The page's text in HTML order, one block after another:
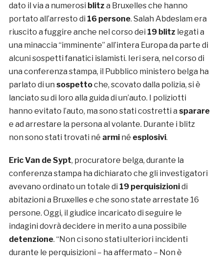
dato il via a numerosi blitz a Bruxelles che hanno
portato all’arresto di 16 persone. Salah Abdeslam era
riuscito a fuggire anche nel corso dei 19 blitz legati a
una minaccia “imminente” all’intera Europa da parte di
alcuni sospetti fanatici islamisti. Ieri sera, nel corso di
una conferenza stampa, il Pubblico ministero belga ha
parlato di un sospettoche, scovato dalla polizia, si è
lanciato su di loro alla guida di un’auto. I poliziotti
hanno evitato l’auto, ma sono stati costretti a sparare
e ad arrestare la persona al volante. Durante i blitz
non sono stati trovati né arminé esplosivi.
Eric Van de Sypt, procuratore belga, durante la
conferenza stampa ha dichiarato che gli investigatori
avevano ordinato un totale di 19 perquisizionidi
abitazioni a Bruxelles e che sono state arrestate 16
persone. Oggi, il giudice incaricato di seguire le
indagini dovrà decidere in merito a una possibile
detenzione. “Non ci sono stati ulteriori incidenti
durante le perquisizioni – ha affermato – Non è